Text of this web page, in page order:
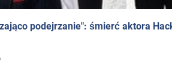
podejrzanie": śmierć aktora